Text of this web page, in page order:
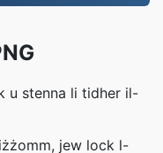
u stenna li tidher il-
jew lock l-